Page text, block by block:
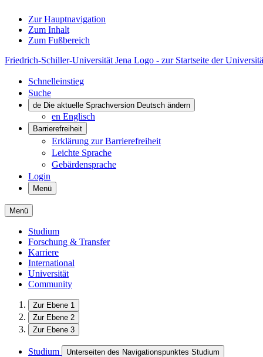
Zur Hauptnavigation
Zum Inhalt
Zum Fußbereich
Friedrich-Schiller-Universität Jena Logo - zur Startseite der
Schnelleinstieg
Suche
de Die aktuelle Sprachversion Deutsch ändern
en Englisch
Barrierefreiheit
Erklärung zur Barrierefreiheit
Leichte Sprache
Gebärdensprache
Login
Menü
Menü
Studium
Forschung & Transfer
Karriere
International
Universität
Community
Zur Ebene 1
Zur Ebene 2
Zur Ebene 3
Studium Unterseiten des Navigationspunktes Studium